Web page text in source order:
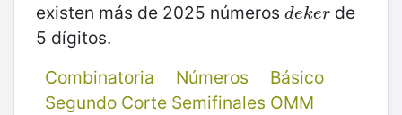
existen más de 2025 números deker
deker de
5 dígitos.
Combinatoria
Números
Básico
Segundo Corte Semifinales OMM